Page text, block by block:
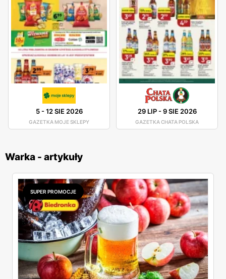
5-12 SIE 2026
GAZETKA MOJE SKLEPY
29 LIP-9 SIE 2026
GAZETKA CHATA POLSKA
Warka - artykuły
SUPER PROMOCJE